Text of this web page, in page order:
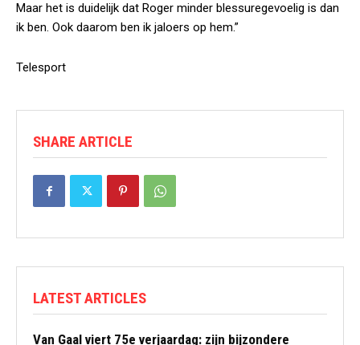
Maar het is duidelijk dat Roger minder blessuregevoelig is dan
ik ben. Ook daarom ben ik jaloers op hem.”
Telesport
SHARE ARTICLE
LATEST ARTICLES
Van Gaal viert 75e verjaardag: zijn bijzondere